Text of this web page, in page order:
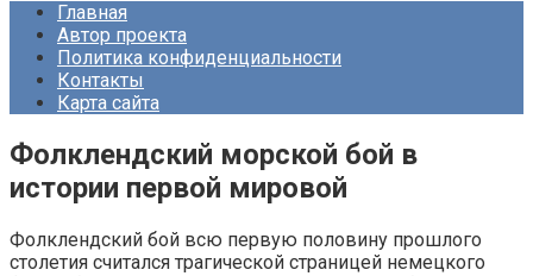
Главная
Автор проекта
Политика конфиденциальности
Контакты
Карта сайта
Фолклендский морской бой в
истории первой мировой
Фолклендский бой всю первую половину прошлого
столетия считался трагической страницей немецкого